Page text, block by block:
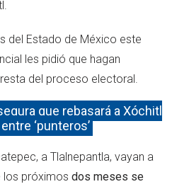
del Estado de México este
les pidió que hagan
del proceso electoral.
que rebasará a Xóchitl
‘punteros’
a Tlalnepantla, vayan a
los próximos dos meses se